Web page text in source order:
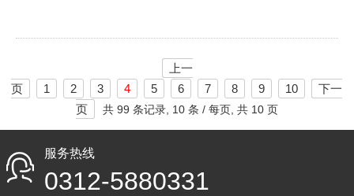
上一
页
1 2 3 4 5 6 7 8 9 10
下一
页
共 99 条记录, 10 条 / 每页, 共 10 页
服务热线
0312-5880331